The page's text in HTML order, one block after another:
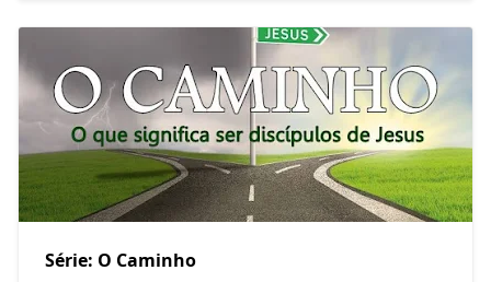
Série: O Caminho